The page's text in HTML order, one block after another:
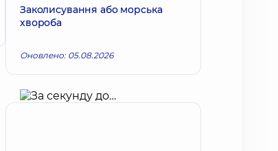
Заколисування або морська
хвороба
Оновлено: 05.08.2026